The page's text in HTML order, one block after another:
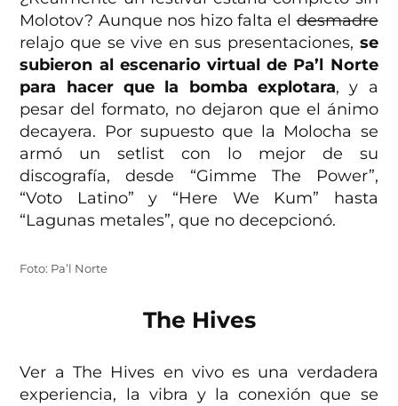
Molotov? Aunque nos hizo falta eldesmadre
relajo que se vive en sus presentaciones, se
subieron al escenario virtual de Pa’l Norte
para hacer que la bomba explotara, y a
pesar del formato, no dejaron que el ánimo
decayera. Por supuesto que la Molocha se
armó un setlist con lo mejor de su
discografía, desde “Gimme The Power”,
“Voto Latino” y “Here We Kum” hasta
“Lagunas metales”, que no decepcionó.
Foto: Pa’l Norte
The Hives
Ver a The Hives en vivo es una verdadera
experiencia, la vibra y la conexión que se